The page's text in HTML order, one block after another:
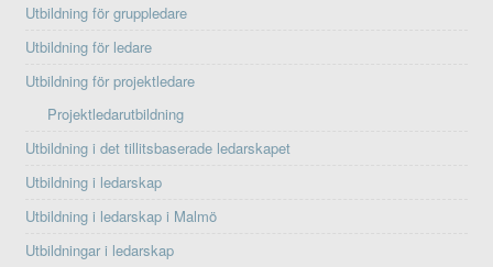
Utbildning för gruppledare
Utbildning för ledare
Utbildning för projektledare
Projektledarutbildning
Utbildning i det tillitsbaserade ledarskapet
Utbildning i ledarskap
Utbildning i ledarskap i Malmö
Utbildningar i ledarskap